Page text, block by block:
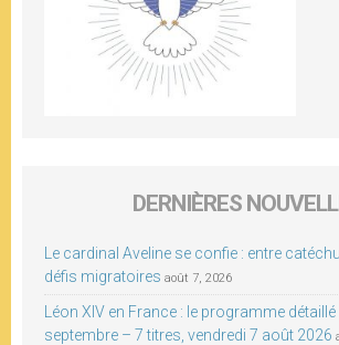
DERNIÈRES
Le cardinal Aveline se confie : entre
défis migratoires août 7, 2026
Léon XIV en France : le programme
septembre – 7 titres, vendredi 7 août 2026